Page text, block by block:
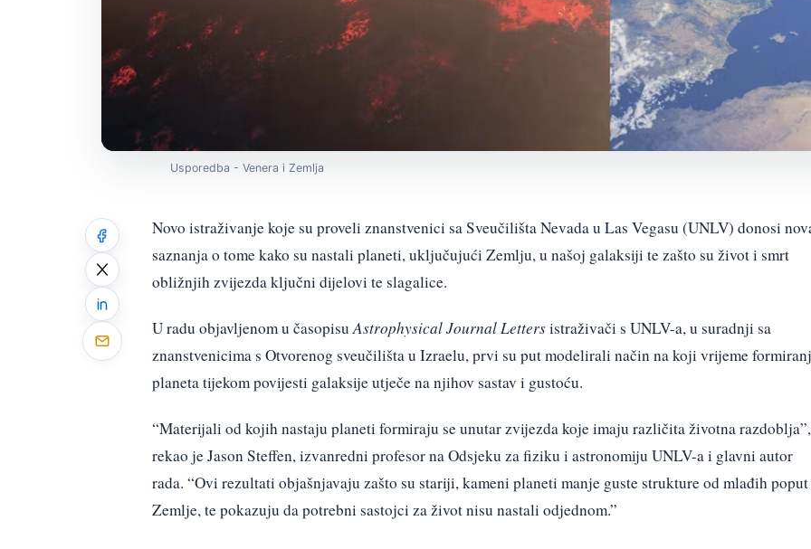
Usporedba - Venera i Zemlja
Novo istraživanje koje su proveli znanstvenici sa Sveučilišta Nevada u Las Vegasu (UNLV) donosi
saznanja o tome kako su nastali planeti, uključujući Zemlju, u našoj galaksiji te zašto su život i smrt
obližnjih zvijezda ključni dijelovi te slagalice.
U radu objavljenom u časopisuAstrophysical Journal Lettersistraživači s UNLV-a, u suradnji sa
znanstvenicima s Otvorenog sveučilišta u Izraelu, prvi su put modelirali način na koji vrijeme
planeta tijekom povijesti galaksije utječe na njihov sastav i gustoću.
“Materijali od kojih nastaju planeti formiraju se unutar zvijezda koje imaju različita životna razdoblja”,
rekao je Jason Steffen, izvanredni profesor na Odsjeku za fiziku i astronomiju UNLV-a i glavni autor
rada. “Ovi rezultati objašnjavaju zašto su stariji, kameni planeti manje guste strukture od mlađih poput
Zemlje, te pokazuju da potrebni sastojci za život nisu nastali odjednom.”